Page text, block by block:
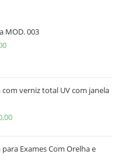
MOD. 003
com verniz total UV com janela
Exames Com Orelha e